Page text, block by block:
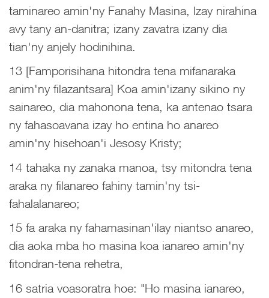
taminareo amin'ny Fanahy Masina, Izay nirahina
avy tany an-danitra; izany zavatra izany dia
tian'ny anjely hodinihina.
13 [Famporisihana hitondra tena mifanaraka
anim'ny filazantsara] Koa amin'izany sikino ny
sainareo, dia mahonona tena, ka antenao tsara
ny fahasoavana izay ho entina ho anareo
amin'ny hisehoan'i Jesosy Kristy;
14 tahaka ny zanaka manoa, tsy mitondra tena
araka ny filanareo fahiny tamin'ny tsi-
fahalalanareo;
15 fa araka ny fahamasinan'ilay niantso anareo,
dia aoka mba ho masina koa ianareo amin'ny
fitondran-tena rehetra,
16 satria voasoratra hoe: "Ho masina ianareo,